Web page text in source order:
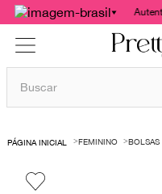
Buscar
FEMININO BOLSAS
1º
bolsas
cris barros